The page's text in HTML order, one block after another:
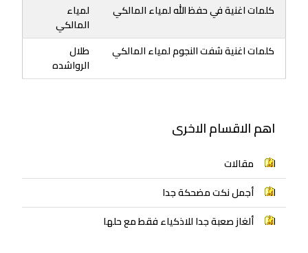
كلمات اغنية في حفظ الله لمياء المالكي
لمياء
المالكي
كلمات اغنية شفت النجوم لمياء المالكي
طلال
الرواشده
اهم الاقسام الاخرى
مقالات
أجمل نكت مضحكة جدا
ألغاز صعبة جدا للاذكياء فقط مع حلها